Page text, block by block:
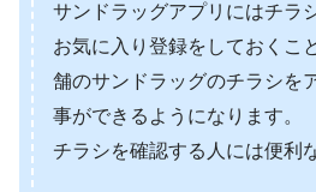
サンドラッグアプリにはチラ
お気に入り登録をしておくこ
舗のサンドラッグのチラシを
事ができるようになります。
チラシを確認する人には便利